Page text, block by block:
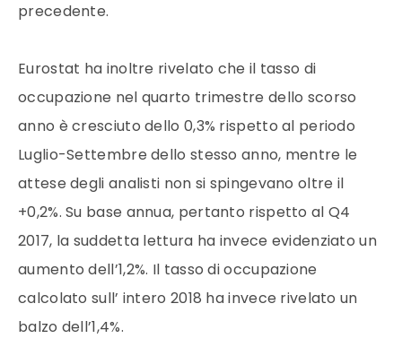
precedente.
Eurostat ha inoltre rivelato che il tasso di
occupazione nel quarto trimestre dello scorso
anno è cresciuto dello 0,3% rispetto al periodo
Luglio-Settembre dello stesso anno, mentre le
attese degli analisti non si spingevano oltre il
+0,2%. Su base annua, pertanto rispetto al Q4
2017, la suddetta lettura ha invece evidenziato un
aumento dell’1,2%. Il tasso di occupazione
calcolato sull’ intero 2018 ha invece rivelato un
balzo dell’1,4%.